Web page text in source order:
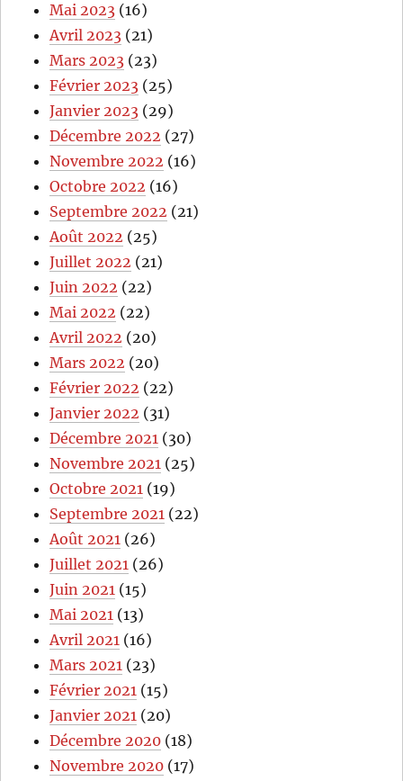
Mai 2023 (16)
Avril 2023 (21)
Mars 2023 (23)
Février 2023 (25)
Janvier 2023 (29)
Décembre 2022 (27)
Novembre 2022 (16)
Octobre 2022 (16)
Septembre 2022 (21)
Août 2022 (25)
Juillet 2022 (21)
Juin 2022 (22)
Mai 2022 (22)
Avril 2022 (20)
Mars 2022 (20)
Février 2022 (22)
Janvier 2022 (31)
Décembre 2021 (30)
Novembre 2021 (25)
Octobre 2021 (19)
Septembre 2021 (22)
Août 2021 (26)
Juillet 2021 (26)
Juin 2021 (15)
Mai 2021 (13)
Avril 2021 (16)
Mars 2021 (23)
Février 2021 (15)
Janvier 2021 (20)
Décembre 2020 (18)
Novembre 2020 (17)